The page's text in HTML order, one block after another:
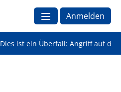
Anmelden
Dies ist ein Überfall: Angriff auf die